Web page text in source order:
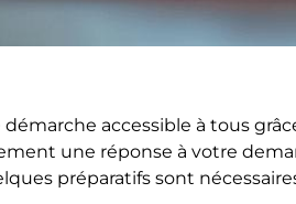
accessible à tous
une réponse à votre
préparatifs sont